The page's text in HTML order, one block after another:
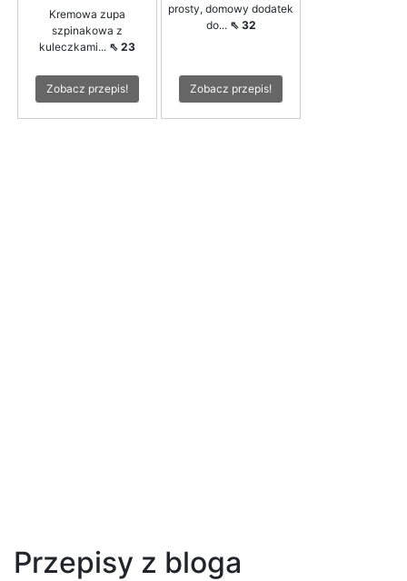
Kremowa zupa
szpinakowa z
kuleczkami... ⇖ 23
Zobacz przepis!
prosty, domowy dodatek
do... ⇖ 32
Zobacz przepis!
Przepisy z bloga